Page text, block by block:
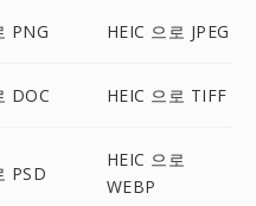
PNG HEIC 으로 JPEG
DOC HEIC 으로 TIFF
PSD
HEIC 으로
WEBP